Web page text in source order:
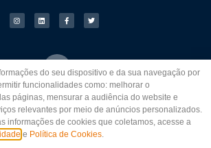
© Todos os direitos reservados
do seu dispositivo e da sua navegação por
funcionalidades como: melhorar o
páginas, mensurar a audiência do website e
relevantes por meio de anúncios personalizados.
informações de cookies que coletamos, acesse a
e Política de Cookies.